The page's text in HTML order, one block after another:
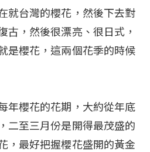
就台灣的櫻花，然後下去對
古，然後很漂亮、很日式，
是櫻花，這兩個花季的時候
年櫻花的花期，大約從年底
二至三月份是開得最茂盛的
，最好把握櫻花盛開的黃金